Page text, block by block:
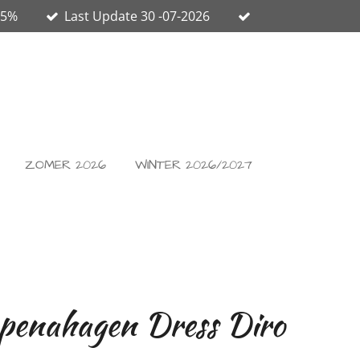
Last Update 30 -07-2026
ZOMER 2026 WINTER 2026/2027
Dress Diro